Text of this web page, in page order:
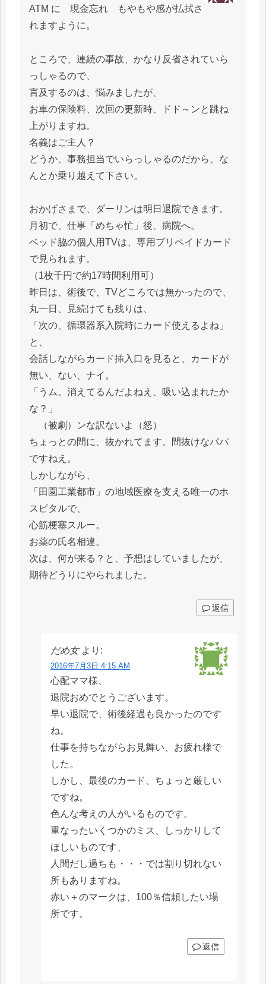
ATM に 現金忘れ もやもや感が払拭さ
れますように。
ところで、連続の事故、かなり反省されていら
っしゃるので、
言及するのは、悩みましたが、
お車の保険料、次回の更新時、ドド～ンと跳ね
上がりますね。
名義はご主人？
どうか、事務担当でいらっしゃるのだから、な
んとか乗り越えて下さい。
おかげさまで、ダーリンは明日退院できます。
月初で、仕事「めちゃ忙」後、病院へ。
ベッド脇の個人用TVは、専用プリペイドカード
で見られます。
（1枚千円で約17時間利用可）
昨日は、術後で、TVどころでは無かったので、
丸一日、見続けても残りは、
「次の、循環器系入院時にカード使えるよね」
と、
会話しながらカード挿入口を見ると、カードが
無い、ない、ナイ。
「うム。消えてるんだよねえ、吸い込まれたか
な？」
（被劇）ンな訳ないよ（怒）
ちょっとの間に、抜かれてます。間抜けなパパ
ですねえ。
しかしながら、
「田園工業都市」の地域医療を支える唯一のホ
スピタルで、
心筋梗塞スルー。
お薬の氏名相違。
次は、何が来る？と、予想はしていましたが、
期待どうりにやられました。
返信
だめ女 より:
2016年7月3日 4:15 AM
心配ママ様、
退院おめでとうございます。
早い退院で、術後経過も良かったのです
ね。
仕事を持ちながらお見舞い、お疲れ様で
した。
しかし、最後のカード、ちょっと厳しい
ですね。
色んな考えの人がいるものです。
重なったいくつかのミス、しっかりして
ほしいものです、
人間だし過ちも・・・では割り切れない
所もありますね。
赤い＋のマークは、100％信頼したい場
所です。
返信